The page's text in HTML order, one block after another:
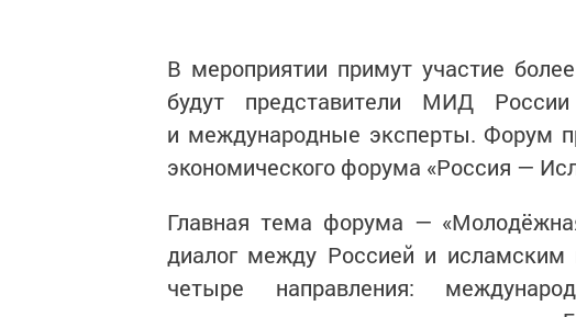
В мероприятии примут участие
будут представители МИД
и международные эксперты. Форум
экономического форума «Россия —
Главная тема форума —
диалог между Россией и
четыре направления: